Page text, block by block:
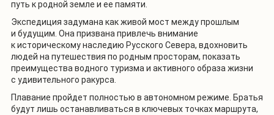
путь к родной земле и ее памяти.
Экспедиция задумана как живой мост между прошлым
и будущим. Она призвана привлечь внимание
к историческому наследию Русского Севера, вдохновить
людей на путешествия по родным просторам, показать
преимущества водного туризма и активного образа жизни
с удивительного ракурса.
Плавание пройдет полностью в автономном режиме. Братья
будут лишь останавливаться в ключевых точках маршрута,